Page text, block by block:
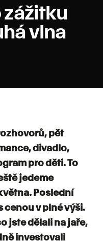
vlna
pět
divadlo,
pro děti. To
jedeme
Poslední
cenou v plné výši.
jste dělali na jaře,
investovali